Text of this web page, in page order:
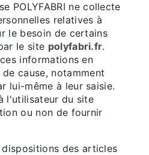
POLYFABRI ne collecte
relatives à
le besoin de certains
le site polyfabri.fr.
informations en
cause, notamment
lui-même à leur saisie.
l'utilisateur du site
ou non de fournir
des articles